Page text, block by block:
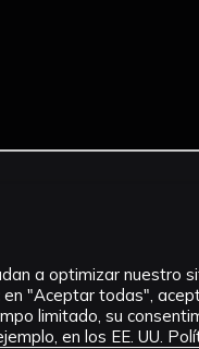
a optimizar nuestro
en "Aceptar todas",
limitado, su
en los EE. UU.